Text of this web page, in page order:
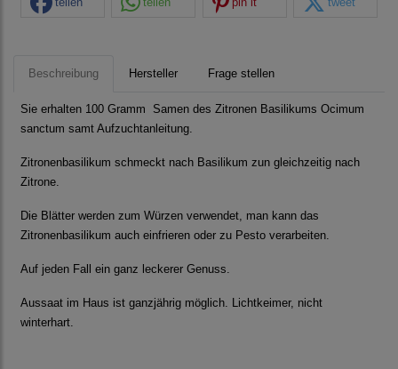
Beschreibung Hersteller Frage stellen
Sie erhalten 100 Gramm Samen des Zitronen Basilikums Ocimum
sanctum samt Aufzuchtanleitung.
Zitronenbasilikum schmeckt nach Basilikum zun gleichzeitig nach
Zitrone.
Die Blätter werden zum Würzen verwendet, man kann das
Zitronenbasilikum auch einfrieren oder zu Pesto verarbeiten.
Auf jeden Fall ein ganz leckerer Genuss.
Aussaat im Haus ist ganzjährig möglich. Lichtkeimer, nicht
winterhart.